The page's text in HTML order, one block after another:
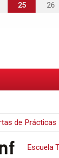
25 26
de Prácticas
Escuela